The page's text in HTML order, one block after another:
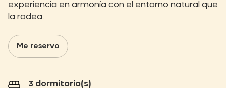
experiencia en armonía con el entorno natural que
la rodea.
Me reservo
3 dormitorio(s)